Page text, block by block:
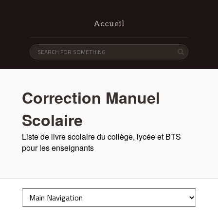
Accueil
Correction Manuel
Scolaire
Liste de livre scolaire du collège, lycée et BTS
pour les enseignants